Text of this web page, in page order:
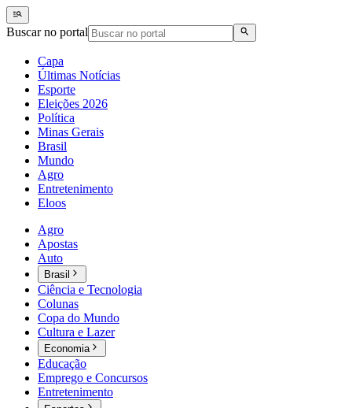
Buscar no portal
Capa
Últimas Notícias
Esporte
Eleições 2026
Política
Minas Gerais
Brasil
Mundo
Agro
Entretenimento
Eloos
Agro
Apostas
Auto
Brasil
Ciência e Tecnologia
Colunas
Copa do Mundo
Cultura e Lazer
Economia
Educação
Emprego e Concursos
Entretenimento